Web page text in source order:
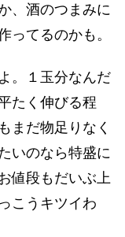
、酒のつまみに
ってるのかも。
。１玉分なんだ
たく伸びる程
まだ物足りなく
いのなら特盛に
値段もだいぶ上
こうキツイわ